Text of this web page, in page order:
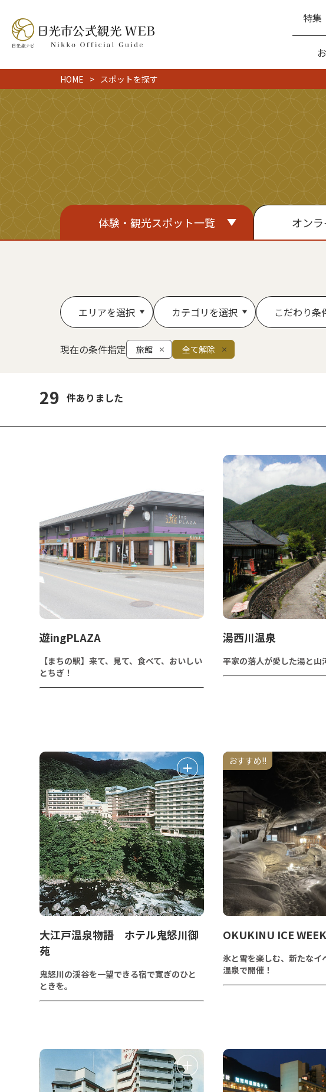
特集
HOME スポットを探す
体験・観光スポット一覧 オン
エリアを選択 カテゴリを選択 こだわり条
現在の条件指定 旅館 全て解除
29 件ありました
遊ingPLAZA
【まちの駅】来て、見て、食べて、おいしい
とちぎ！
湯西川温泉
平家の落人が愛した湯と山
大江戸温泉物語 ホテル鬼怒川御
苑
鬼怒川の渓谷を一望できる宿で寛ぎのひと
ときを。
おすすめ!!
OKUKINU ICE WEEK
氷と雪を楽しむ、新たなイ
温泉で開催！